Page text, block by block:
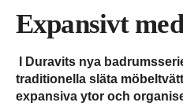
Expansivt
I Duravits nya
traditionella släta
expansiva ytor och